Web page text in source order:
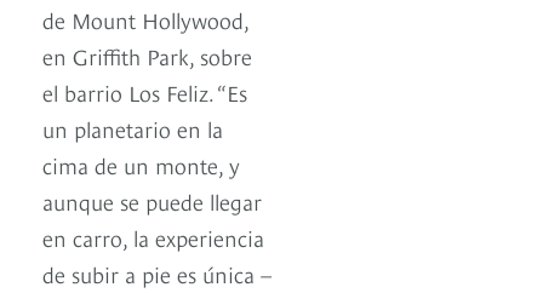
de Mount Hollywood,
en Griffith Park, sobre
el barrio Los Feliz. “Es
un planetario en la
cima de un monte, y
aunque se puede llegar
en carro, la experiencia
de subir a pie es única –